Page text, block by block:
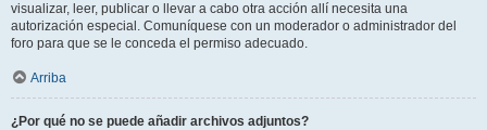
visualizar, leer, publicar o llevar a cabo otra acción allí necesita una
autorización especial. Comuníquese con un moderador o administrador del
foro para que se le conceda el permiso adecuado.
Arriba
¿Por qué no se puede añadir archivos adjuntos?